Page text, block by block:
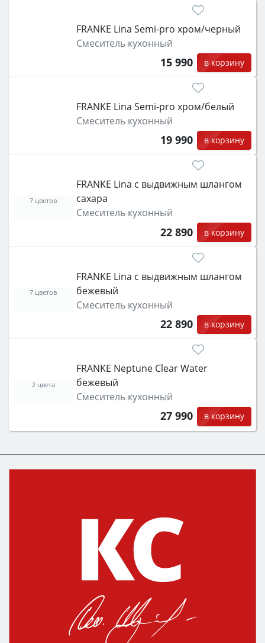
затем смотрите на объём 50–70 л для семьи,
функции (конвекция, гриль, самоочистка,
защита от детей).
FRANKE Lina Semi-pro xром/черный
Смеситель кухонный
15 990 в корзину
FRANKE Lina Semi-pro xром/белый
Смеситель кухонный
19 990 в корзину
FRANKE Lina с выдвижным шлангом
сахара
Смеситель кухонный
22 890 в корзину
7 цветов
FRANKE Lina с выдвижным шлангом
бежевый
Смеситель кухонный
22 890 в корзину
7 цветов
FRANKE Neptune Clear Water
бежевый
Смеситель кухонный
27 990 в корзину
2 цвета